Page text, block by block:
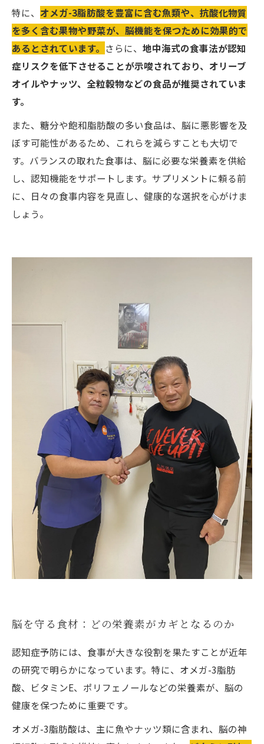
特に、 オメガ-3脂肪酸を豊富に含む魚類や、抗酸化物質
を多く含む果物や野菜が、脳機能を保つために効果的で
あるとされています。 さらに、 地中海式の食事法が認知
症リスクを低下させることが示唆されており、オリーブ
オイルやナッツ、全粒穀物などの食品が推奨されていま
す。
また、糖分や飽和脂肪酸の多い食品は、脳に悪影響を及
ぼす可能性があるため、これらを減らすことも大切で
す。バランスの取れた食事は、脳に必要な栄養素を供給
し、認知機能をサポートします。サプリメントに頼る前
に、日々の食事内容を見直し、健康的な選択を心がけま
しょう。
脳を守る食材：どの栄養素がカギとなるのか
認知症予防には、食事が大きな役割を果たすことが近年
の研究で明らかになっています。特に、オメガ-3脂肪
酸、ビタミンE、ポリフェノールなどの栄養素が、脳の
健康を保つために重要です。
オメガ-3脂肪酸は、主に魚やナッツ類に含まれ、脳の神